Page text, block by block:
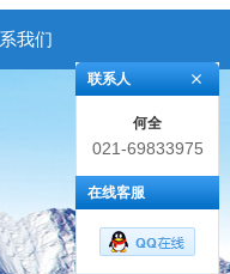
我们
联系人
何全
021-69833975
在线客服